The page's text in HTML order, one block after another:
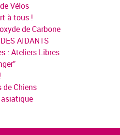
Vélos
à tous !
de Carbone
AIDANTS
: Ateliers Libres
de Chiens